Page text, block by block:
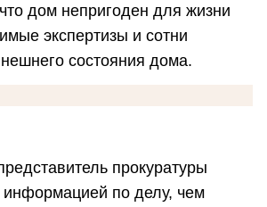
дом непригоден для жизни
экспертизы и сотни
состояния дома.
прокуратуры
по делу, чем